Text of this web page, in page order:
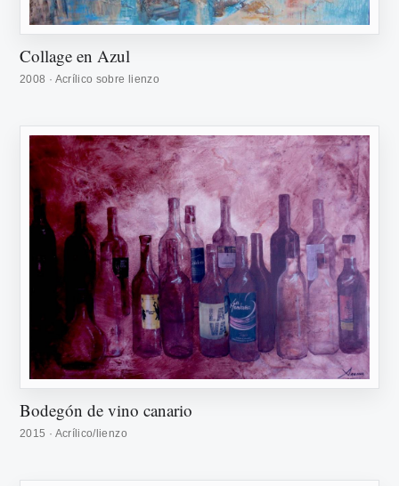
Collage en Azul
2008 · Acrílico sobre lienzo
Bodegón de vino canario
2015 · Acrílico/lienzo